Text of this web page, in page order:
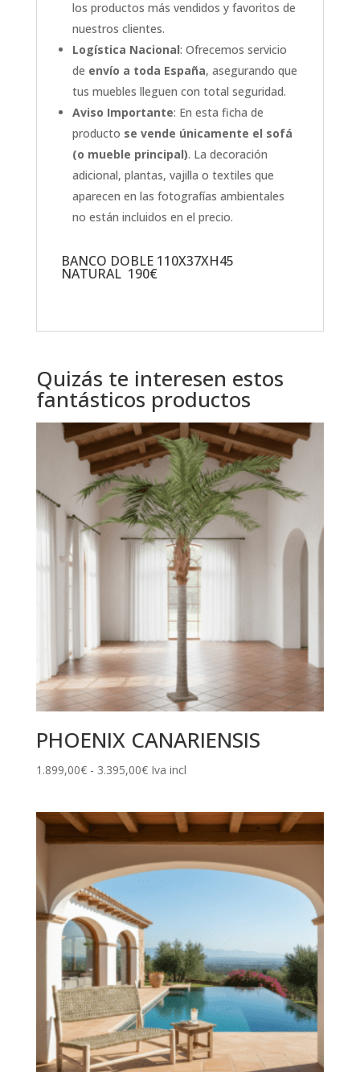
los productos más vendidos y favoritos de
nuestros clientes.
Logística Nacional: Ofrecemos servicio
de envío a toda España, asegurando que
tus muebles lleguen con total seguridad.
Aviso Importante: En esta ficha de
producto se vende únicamente el sofá
(o mueble principal). La decoración
adicional, plantas, vajilla o textiles que
aparecen en las fotografías ambientales
no están incluidos en el precio.
BANCO DOBLE 110X37XH45
NATURAL 190€
Quizás te interesen estos
fantásticos productos
PHOENIX CANARIENSIS
1.899,00€ - 3.395,00€Rango
desde
1.899,00€
hasta
Iva incl